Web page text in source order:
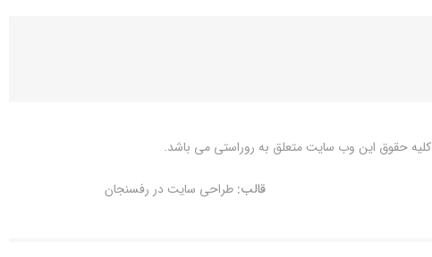
کلیه حقوق این وب سایت متعلق به روراستی می باشد.
قالب: طراحی سایت در رفسنجان